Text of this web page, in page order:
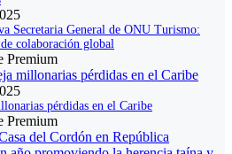
Secretaria General de ONU Turismo:
colaboración global
Premium
pérdidas en el Caribe
Premium